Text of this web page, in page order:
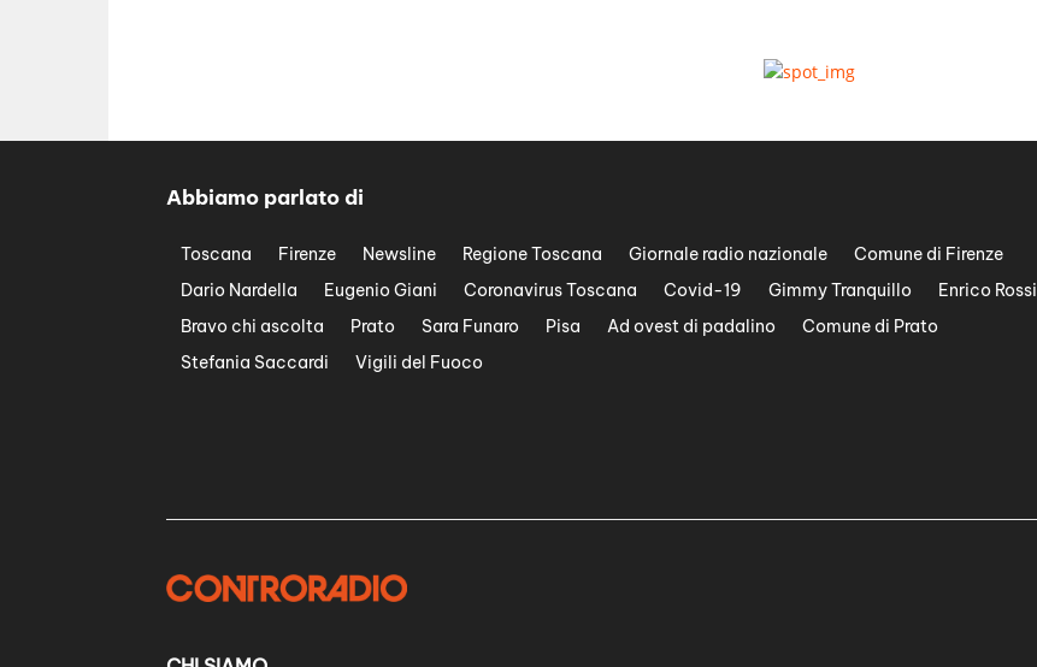
Abbiamo parlato di
Toscana Firenze Newsline Regione Toscana Giornale radio nazionale
Comune di Firenze
Dario Nardella
Eugenio Giani Coronavirus Toscana Covid-19 Gimmy Tranquillo
Enrico Rossi
Bravo chi ascolta
Prato Sara Funaro Pisa Ad ovest di padalino
Comune di Prato
Stefania Saccardi
Vigili del Fuoco